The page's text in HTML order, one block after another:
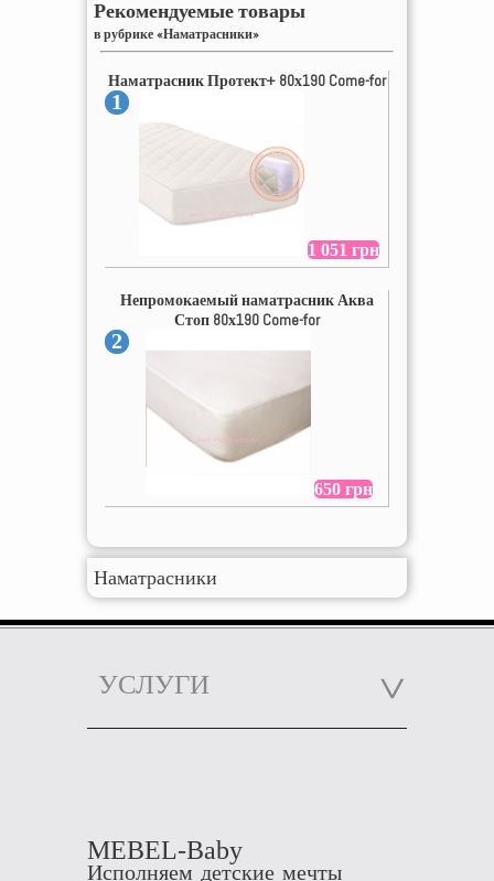
Рекомендуемые товары
в рубрике «Наматрасники»
Наматрасник Протект+ 80х190 Come-for
1
1 051 грн
Непромокаемый наматрасник Аква
Стоп 80х190 Come-for
2
650 грн
Наматрасники
УСЛУГИ
MEBEL-Baby
Исполняем детские мечты